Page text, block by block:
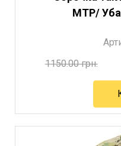
МТР/
1150.00 грн.